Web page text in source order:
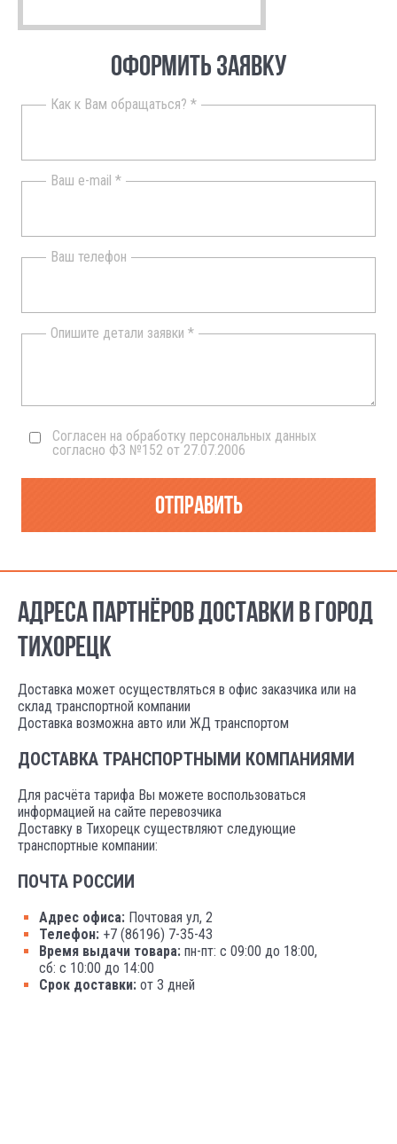
ОФОРМИТЬ ЗАЯВКУ
Как к Вам обращаться? *
Ваш e-mail *
Ваш телефон
Опишите детали заявки *
Согласен на обработку персональных данных
согласно ФЗ №152 от 27.07.2006
Отправить
АДРЕСА ПАРТНЁРОВ ДОСТАВКИ В ГОРОД
ТИХОРЕЦК
Доставка может осуществляться в офис заказчика или на
склад транспортной компании
Доставка возможна авто или ЖД транспортом
ДОСТАВКА ТРАНСПОРТНЫМИ КОМПАНИЯМИ
Для расчёта тарифа Вы можете воспользоваться
информацией на сайте перевозчика
Доставку в Тихорецк существляют следующие
транспортные компании:
ПОЧТА РОССИИ
Адрес офиса: Почтовая ул, 2
Телефон: +7 (86196) 7-35-43
Время выдачи товара: пн-пт: с 09:00 до 18:00,
сб: с 10:00 до 14:00
Срок доставки: от 3 дней